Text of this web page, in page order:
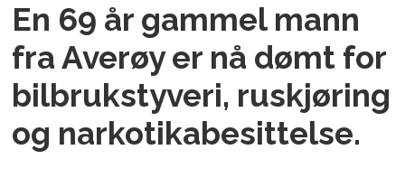
En 69 år gammel mann
fra Averøy er nå dømt for
bilbrukstyveri, ruskjøring
og narkotikabesittelse.